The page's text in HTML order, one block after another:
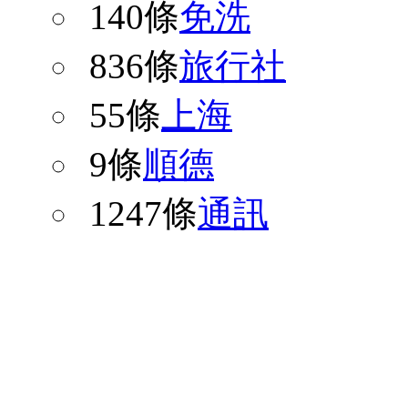
140條免洗
836條旅行社
55條 上海
9條順德
1247條通訊